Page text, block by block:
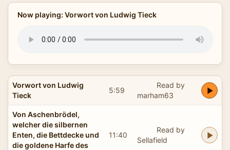
Now playing: Vorwort von Ludwig Tieck
Vorwort von Ludwig
Tieck
5:59
Read by
marham63
Von Aschenbrödel,
welcher die silbernen
Enten, die Bettdecke und
die goldene Harfe des
11:40
Read by
Sellafield